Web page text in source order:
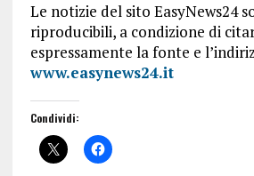
Le notizie del sito EasyNews24
riproducibili, a condizione di
espressamente la fonte e
www.easynews24.it
Condividi: